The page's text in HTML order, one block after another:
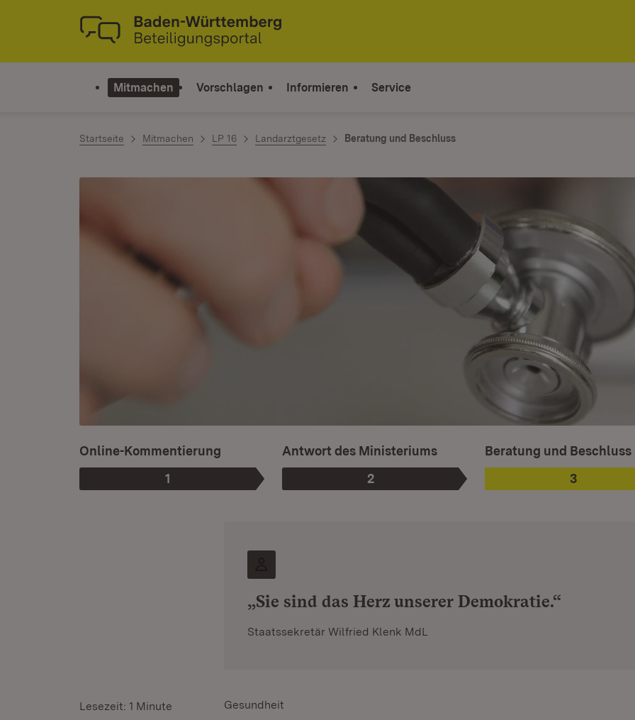
Zum Inhalt springen
Link zur Startseite
Mitmachen Vorschlagen Informieren Service
Startseite Mitmachen LP 16 Landarztgesetz Beratung und Beschluss
Phase
1
:
Online-Kommentierung
Phase
2
:
Antwort des Ministeriums
Phase
3
:
Ist ausgewählt.
Beratung und Beschluss
„Sie sind das Herz unserer Demokratie.“
Staatssekretär Wilfried Klenk MdL
Gesundheit
Lesezeit: 1 Minute